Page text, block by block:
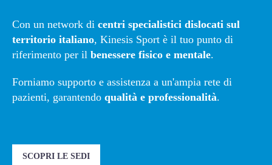
Con un network di centri specialistici dislocati sul
territorio italiano, Kinesis Sport è il tuo punto di
riferimento per il benessere fisico e mentale.
Forniamo supporto e assistenza a un'ampia rete di
pazienti, garantendo qualità e professionalità.
SCOPRI LE SEDI